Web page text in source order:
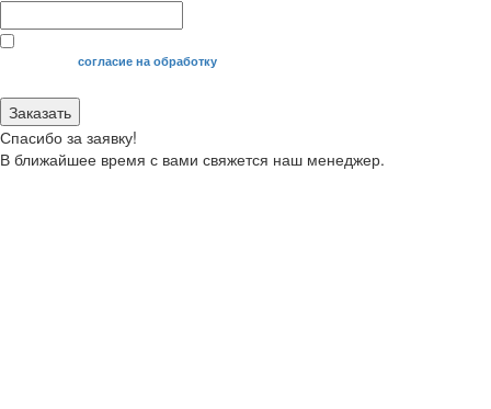
Я даю своесогласие на обработку
Заказать
Спасибо за заявку!
В ближайшее время с вами свяжется наш менеджер.